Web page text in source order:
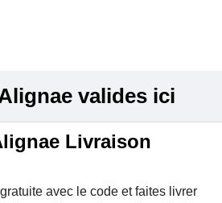
valides ici
Livraison
avec le code et faites livrer